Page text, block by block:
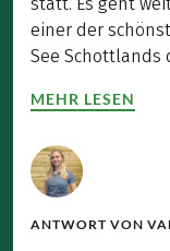
einer der
See Schottlands
MEHR LESEN
ANTWORT VON